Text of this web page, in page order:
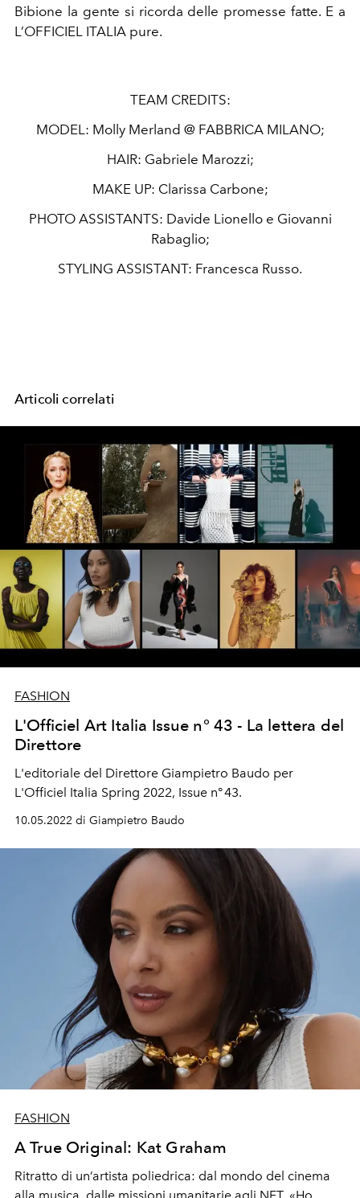
Bibione la gente si ricorda delle promesse fatte. E a
L’OFFICIEL ITALIA pure.
TEAM CREDITS:
MODEL: Molly Merland @ FABBRICA MILANO;
HAIR: Gabriele Marozzi;
MAKE UP: Clarissa Carbone;
PHOTO ASSISTANTS: Davide Lionello e Giovanni
Rabaglio;
STYLING ASSISTANT: Francesca Russo.
Articoli correlati
FASHION
L'Officiel Art Italia Issue n° 43 - La lettera del
Direttore
L'editoriale del Direttore Giampietro Baudo per
L'Officiel Italia Spring 2022, Issue n° 43.
10.05.2022 di Giampietro Baudo
FASHION
A True Original: Kat Graham
Ritratto di un’artista poliedrica: dal mondo del cinema
alla musica, dalle missioni umanitarie agli NFT. «Ho